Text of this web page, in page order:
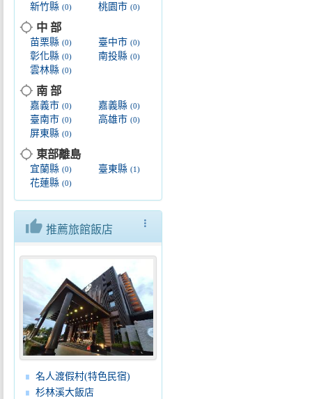
新竹縣 (0) 桃園市(0)
location_searching 中 部
苗栗縣 (0) 臺中市(0)
彰化縣 (0) 南投縣(0)
雲林縣 (0)
location_searching 南 部
嘉義市 (0) 嘉義縣(0)
臺南市 (0) 高雄市(0)
屏東縣 (0)
location_searching 東部離島
宜蘭縣 (0) 臺東縣(1)
花蓮縣 (0)
more_vert
thumb_up 推薦旅館飯店
名人渡假村(特色民宿)
杉林溪大飯店